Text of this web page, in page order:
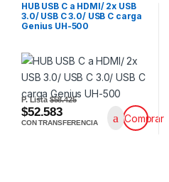
HUB USB C a HDMI/ 2x USB
3.0/ USB C 3.0/ USB C carga
Genius UH-500
P. Lista$58.425
$52.583
CON TRANSFERENCIA Comprar